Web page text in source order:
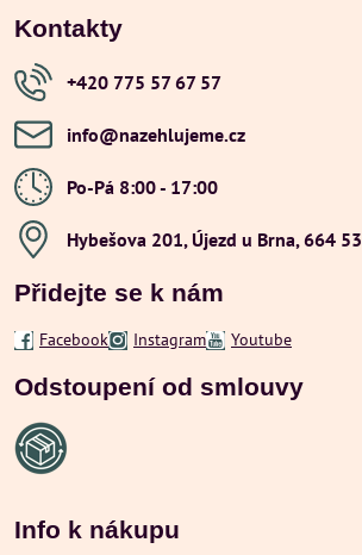
Kontakty
+420 775 57 67 57
info​@nazehlujeme​.cz
Po-Pá 8:00 - 17:00
Hybešova 201, Újezd u Brna, 664 53
Přidejte se k nám
Facebook Instagram Youtube
Odstoupení od smlouvy
Info k nákupu